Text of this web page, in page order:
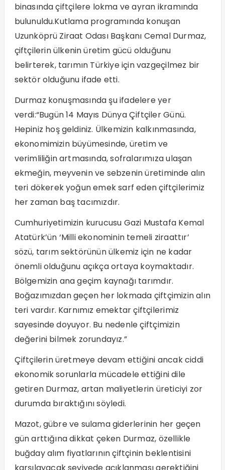
binasında çiftçilere lokma ve ayran ikramında
bulunuldu.Kutlama programında konuşan
Uzunköprü Ziraat Odası Başkanı Cemal Durmaz,
çiftçilerin ülkenin üretim gücü olduğunu
belirterek, tarımın Türkiye için vazgeçilmez bir
sektör olduğunu ifade etti.
Durmaz konuşmasında şu ifadelere yer
verdi:“Bugün 14 Mayıs Dünya Çiftçiler Günü.
Hepiniz hoş geldiniz. Ülkemizin kalkınmasında,
ekonomimizin büyümesinde, üretim ve
verimliliğin artmasında, sofralarımıza ulaşan
ekmeğin, meyvenin ve sebzenin üretiminde alın
teri dökerek yoğun emek sarf eden çiftçilerimiz
her zaman baş tacımızdır.
Cumhuriyetimizin kurucusu Gazi Mustafa Kemal
Atatürk’ün ‘Milli ekonominin temeli ziraattır’
sözü, tarım sektörünün ülkemiz için ne kadar
önemli olduğunu açıkça ortaya koymaktadır.
Bölgemizin ana geçim kaynağı tarımdır.
Boğazımızdan geçen her lokmada çiftçimizin alın
teri vardır. Karnımız emektar çiftçilerimiz
sayesinde doyuyor. Bu nedenle çiftçimizin
değerini bilmek zorundayız.”
Çiftçilerin üretmeye devam ettiğini ancak ciddi
ekonomik sorunlarla mücadele ettiğini dile
getiren Durmaz, artan maliyetlerin üreticiyi zor
durumda bıraktığını söyledi.
Mazot, gübre ve sulama giderlerinin her geçen
gün arttığına dikkat çeken Durmaz, özellikle
buğday alım fiyatlarının çiftçinin beklentisini